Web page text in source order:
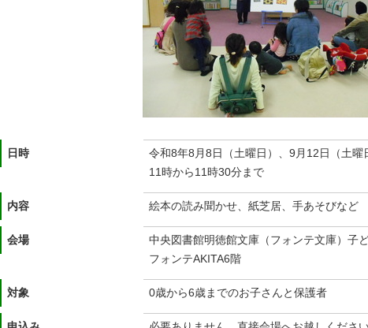
日時
令和8年8月8日（土曜日）、9月12日（土曜
11時から11時30分まで
内容 絵本の読み聞かせ、紙芝居、手あそびなど
会場
中央図書館明徳館文庫（フォンテ文庫）子
フォンテAKITA6階
対象 0歳から6歳までのお子さんと保護者